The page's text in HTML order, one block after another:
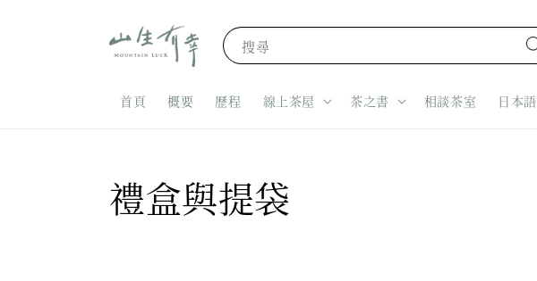
搜尋
首頁 概要 歷程 線上茶屋 茶之書 相談茶室 日本語
禮盒與提袋